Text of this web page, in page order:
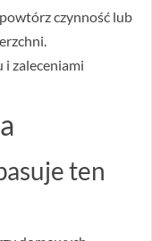
czynność lub
zaleceniami
ten